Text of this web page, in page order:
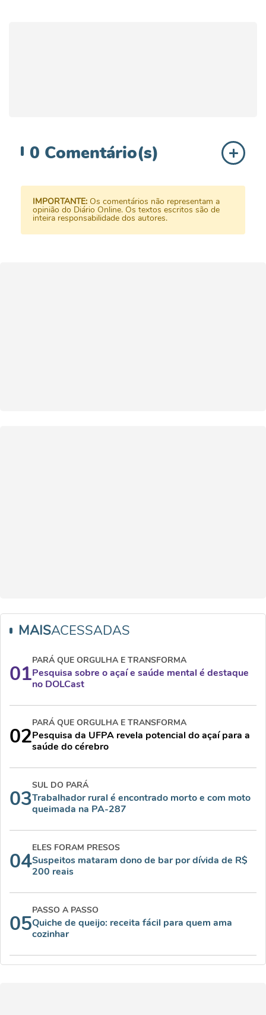
0 Comentário(s)
IMPORTANTE: Os comentários não representam a
opinião do Diário Online. Os textos escritos são de
inteira responsabilidade dos autores.
MAISACESSADAS
01
PARÁ QUE ORGULHA E TRANSFORMA
Pesquisa sobre o açaí e saúde mental é destaque
no DOLCast
02
PARÁ QUE ORGULHA E TRANSFORMA
Pesquisa da UFPA revela potencial do açaí para a
saúde do cérebro
03
SUL DO PARÁ
Trabalhador rural é encontrado morto e com moto
queimada na PA-287
04
ELES FORAM PRESOS
Suspeitos mataram dono de bar por dívida de R$
200 reais
05
PASSO A PASSO
Quiche de queijo: receita fácil para quem ama
cozinhar